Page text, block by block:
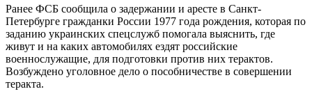
Ранее ФСБ сообщила о задержании и аресте в Санкт-
Петербурге гражданки России 1977 года рождения, которая по
заданию украинских спецслужб помогала выяснить, где
живут и на каких автомобилях ездят российские
военнослужащие, для подготовки против них терактов.
Возбуждено уголовное дело о пособничестве в совершении
теракта.